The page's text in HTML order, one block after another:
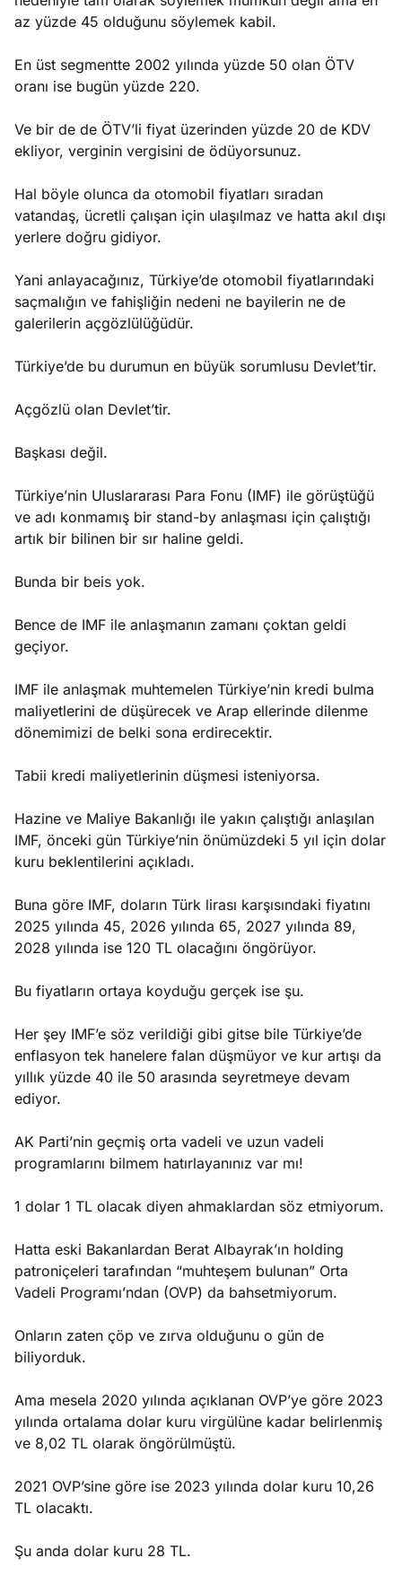
az yüzde 45 olduğunu söylemek kabil.
En üst segmentte 2002 yılında yüzde 50 olan ÖTV
oranı ise bugün yüzde 220.
Ve bir de de ÖTV’li fiyat üzerinden yüzde 20 de KDV
ekliyor, verginin vergisini de ödüyorsunuz.
Hal böyle olunca da otomobil fiyatları sıradan
vatandaş, ücretli çalışan için ulaşılmaz ve hatta akıl dışı
yerlere doğru gidiyor.
Yani anlayacağınız, Türkiye’de otomobil fiyatlarındaki
saçmalığın ve fahişliğin nedeni ne bayilerin ne de
galerilerin açgözlülüğüdür.
Türkiye’de bu durumun en büyük sorumlusu Devlet’tir.
Açgözlü olan Devlet’tir.
Başkası değil.
Türkiye’nin Uluslararası Para Fonu (IMF) ile görüştüğü
ve adı konmamış bir stand-by anlaşması için çalıştığı
artık bir bilinen bir sır haline geldi.
Bunda bir beis yok.
Bence de IMF ile anlaşmanın zamanı çoktan geldi
geçiyor.
IMF ile anlaşmak muhtemelen Türkiye’nin kredi bulma
maliyetlerini de düşürecek ve Arap ellerinde dilenme
dönemimizi de belki sona erdirecektir.
Tabii kredi maliyetlerinin düşmesi isteniyorsa.
Hazine ve Maliye Bakanlığı ile yakın çalıştığı anlaşılan
IMF, önceki gün Türkiye’nin önümüzdeki 5 yıl için dolar
kuru beklentilerini açıkladı.
Buna göre IMF, doların Türk lirası karşısındaki fiyatını
2025 yılında 45, 2026 yılında 65, 2027 yılında 89,
2028 yılında ise 120 TL olacağını öngörüyor.
Bu fiyatların ortaya koyduğu gerçek ise şu.
Her şey IMF’e söz verildiği gibi gitse bile Türkiye’de
enflasyon tek hanelere falan düşmüyor ve kur artışı da
yıllık yüzde 40 ile 50 arasında seyretmeye devam
ediyor.
AK Parti’nin geçmiş orta vadeli ve uzun vadeli
programlarını bilmem hatırlayanınız var mı!
1 dolar 1 TL olacak diyen ahmaklardan söz etmiyorum.
Hatta eski Bakanlardan Berat Albayrak’ın holding
patroniçeleri tarafından “muhteşem bulunan” Orta
Vadeli Programı’ndan (OVP) da bahsetmiyorum.
Onların zaten çöp ve zırva olduğunu o gün de
biliyorduk.
Ama mesela 2020 yılında açıklanan OVP’ye göre 2023
yılında ortalama dolar kuru virgülüne kadar belirlenmiş
ve 8,02 TL olarak öngörülmüştü.
2021 OVP’sine göre ise 2023 yılında dolar kuru 10,26
TL olacaktı.
Şu anda dolar kuru 28 TL.